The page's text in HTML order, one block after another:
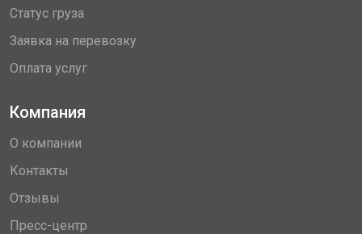
Статус груза
Заявка на перевозку
Оплата услуг
Компания
О компании
Контакты
Отзывы
Пресс-центр